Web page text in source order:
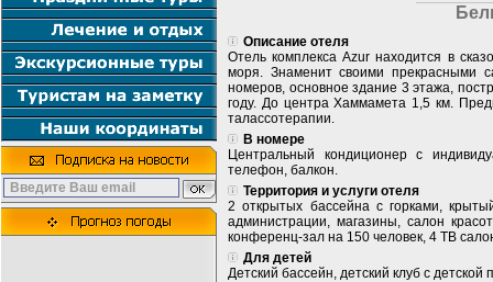
Описание отеля
Отель комплекса Azur находится в
моря. Знаменит своими прекрасными
номеров, основное здание 3 этажа,
году. До центра Хаммамета 1,5 км.
талассотерапии.
В номере
Центральный кондиционер с
телефон, балкон.
Территория и услуги отеля
2 открытых бассейна с горками,
администрации, магазины, салон
конференц-зал на 150 человек, 4 ТВ
Для детей
Детский бассейн, детский клуб с